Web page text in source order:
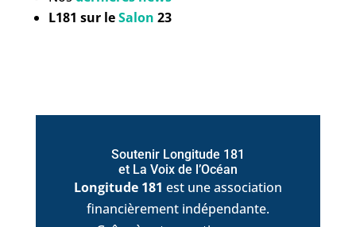
L181 sur leSalon 23
Soutenir Longitude 181
et La Voix de l’Océan
Longitude 181 est une association
financièrement indépendante.